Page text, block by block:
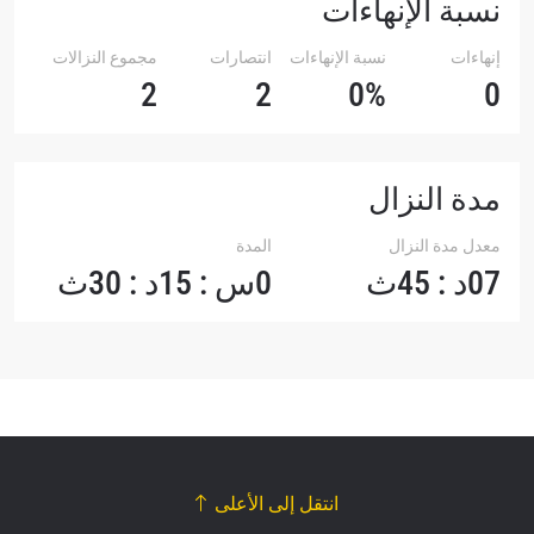
نسبة الإنهاءات
إنهاءات
0
نسبة الإنهاءات
0%
انتصارات
2
مجموع النزالات
2
مدة النزال
معدل مدة النزال
07د : 45ث
المدة
0س : 15د : 30ث
انتقل إلى الأعلى